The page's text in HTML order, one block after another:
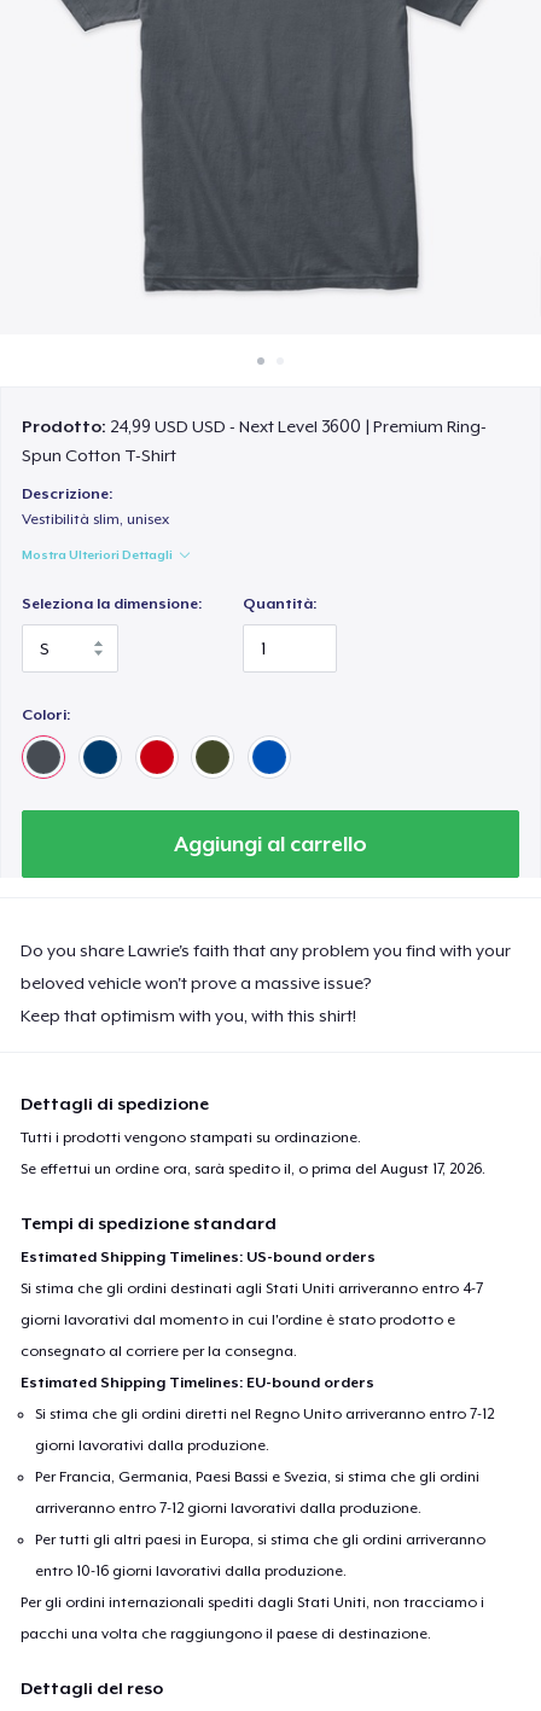
Prodotto: 24,99 USD USD - Next Level 3600 | Premium Ring-
Spun Cotton T-Shirt
Descrizione:
Vestibilità slim, unisex
Mostra Ulteriori Dettagli
Seleziona la dimensione: Quantità:
Colori:
Aggiungi al carrello
Do you share Lawrie's faith that any problem you find with your
beloved vehicle won't prove a massive issue?
Keep that optimism with you, with this shirt!
Dettagli di spedizione
Tutti i prodotti vengono stampati su ordinazione.
Se effettui un ordine ora, sarà spedito il, o prima delAugust 17, 2026
Tempi di spedizione standard
Estimated Shipping Timelines: US-bound orders
Si stima che gli ordini destinati agli Stati Uniti arriveranno entro 4-7
giorni lavorativi dal momento in cui l'ordine è stato prodotto e
consegnato al corriere per la consegna.
Estimated Shipping Timelines: EU-bound orders
Si stima che gli ordini diretti nel Regno Unito arriveranno entro 7-12
giorni lavorativi dalla produzione.
Per Francia, Germania, Paesi Bassi e Svezia, si stima che gli ordini
arriveranno entro 7-12 giorni lavorativi dalla produzione.
Per tutti gli altri paesi in Europa, si stima che gli ordini arriveranno
entro 10-16 giorni lavorativi dalla produzione.
Per gli ordini internazionali spediti dagli Stati Uniti, non tracciamo i
pacchi una volta che raggiungono il paese di destinazione.
Dettagli del reso